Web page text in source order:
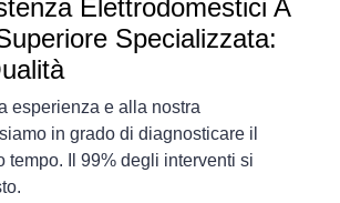
Elettrodomestici A
Specializzata:
esperienza e alla nostra
in grado di diagnosticare il
tempo. Il 99% degli interventi si